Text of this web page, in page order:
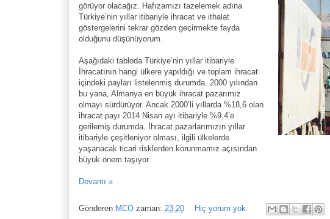
görüyor olacağız. Hafızamızı tazelemek adına
Türkiye’nin yıllar itibariyle ihracat ve ithalat
göstergelerini tekrar gözden geçirmekte fayda
olduğunu düşünüyorum.
Aşağıdaki tabloda Türkiye’nin yıllar itibariyle
İhracatının hangi ülkere yapıldığı ve toplam ihracat
içindeki payları listelenmiş durumda. 2000 yılından
bu yana, Almanya en büyük ihracat pazarımız
olmayı sürdürüyor. Ancak 2000’li yıllarda %18,6 olan
ihracat payı 2014 Nisan ayı itibariyle %9,4’e
gerilemiş durumda. İhracat pazarlarımızın yıllar
itibariyle çeşitleniyor olması, ilgili ülkelerde
yaşanacak ticari risklerden korunmamız açısından
büyük önem taşıyor.
Devamı »
Gönderen MCO zaman: 23:20
Hiç yorum yok: